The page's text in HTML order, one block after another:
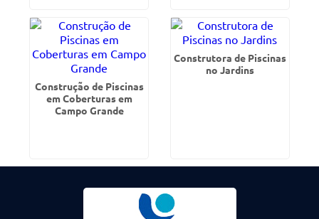
Construção de Piscinas
em Coberturas em
Campo Grande
Construtora de Piscinas
no Jardins